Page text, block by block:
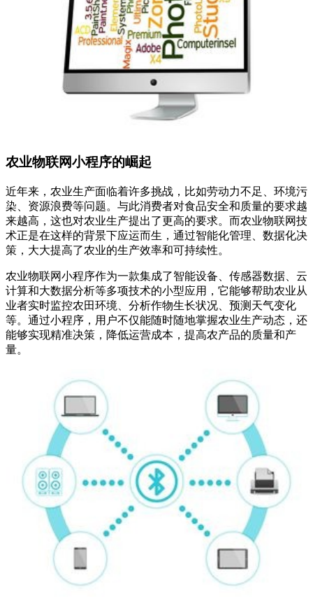
农业物联网小程序的崛起
近年来，农业生产面临着许多挑战，比如劳动力不足、环境污
染、资源浪费等问题。与此消费者对食品安全和质量的要求越
来越高，这也对农业生产提出了更高的要求。而农业物联网技
术正是在这样的背景下应运而生，通过智能化管理、数据化决
策，大大提高了农业的生产效率和可持续性。
农业物联网小程序作为一款集成了智能设备、传感器数据、云
计算和大数据分析等多项技术的小型应用，它能够帮助农业从
业者实时监控农田环境、分析作物生长状况、预测天气变化
等。通过小程序，用户不仅能随时随地掌握农业生产动态，还
能够实现精准决策，降低运营成本，提高农产品的质量和产
量。